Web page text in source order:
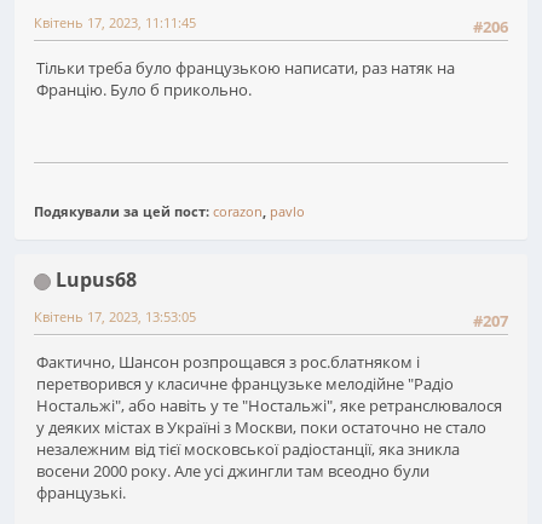
#206
Квітень 17, 2023, 11:11:45
Тільки треба було французькою написати, раз натяк на
Францію. Було б прикольно.
Подякували за цей пост: corazon pavlo
Lupus68
#207
Квітень 17, 2023, 13:53:05
Фактично, Шансон розпрощався з рос.блатняком і
перетворився у класичне французьке мелодійне "Радіо
Ностальжі", або навіть у те "Ностальжі", яке ретранслювалося
у деяких містах в Україні з Москви, поки остаточно не стало
незалежним від тієї московської радіостанції, яка зникла
восени 2000 року. Але усі джингли там всеодно були
французькі.